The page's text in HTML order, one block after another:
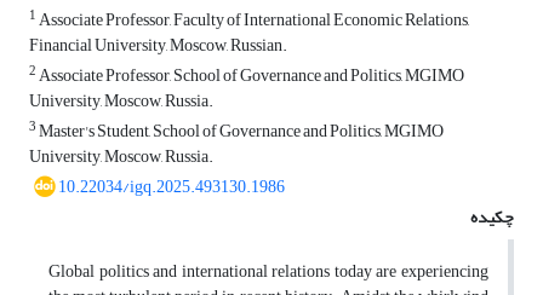
1Associate Professor, Faculty of International Economic Relations,
Financial University, Moscow, Russian.
2Associate Professor, School of Governance and Politics, MGIMO
University, Moscow, Russia.
3Master's Student, School of Governance and Politics, MGIMO
University, Moscow, Russia.
10.22034/igq.2025.493130.1986
چکیده
Global politics and international relations today are experiencing